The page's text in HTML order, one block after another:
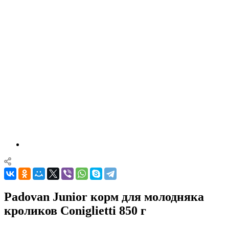
Padovan Junior корм для молодняка
кроликов Coniglietti 850 г